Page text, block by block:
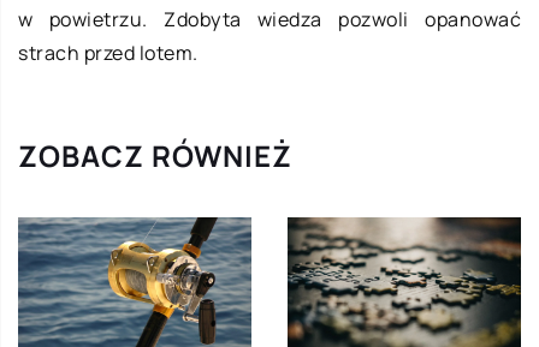
w powietrzu. Zdobyta wiedza pozwoli opanować
strach przed lotem.
ZOBACZ RÓWNIEŻ